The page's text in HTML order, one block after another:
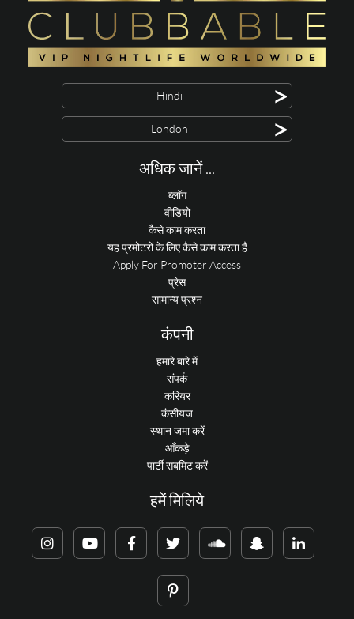
Hindi >
London >
अधिक जानें ...
ब्लॉग
वीडियो
कैसे काम करता
यह प्रमोटरों के लिए कैसे काम करता है
Apply For Promoter Access
प्रेस
सामान्य प्रश्न
कंपनी
हमारे बारे में
संपर्क
करियर
कंसीयज
स्थान जमा करें
आँकड़े
पार्टी सबमिट करें
हमें मिलिये